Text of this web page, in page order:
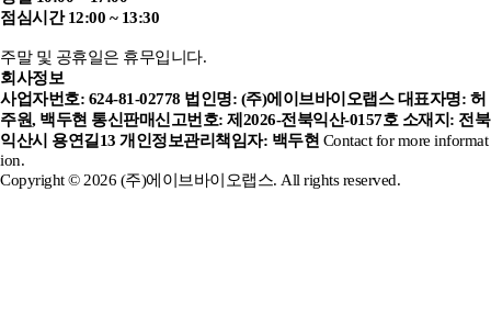
점심시간 12:00 ~ 13:30
주말 및 공휴일은 휴무입니다.
회사정보
사업자번호: 624-81-02778 법인명: (주)에이브바이오랩스 대표자명: 허
주원, 백두현 통신판매신고번호: 제2026-전북익산-0157호 소재지: 전북
익산시 용연길13 개인정보관리책임자: 백두현 Contact for more informat
ion.
Copyright © 2026 (주)에이브바이오랩스. All rights reserved.